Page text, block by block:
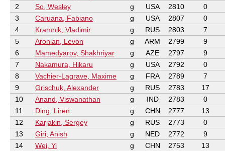
2
So, Wesley g USA 2810
0
3
Caruana, Fabiano g USA 2807
0
4
Kramnik, Vladimir g RUS 2803
7
5
Aronian, Levon g ARM 2799
9
6
Mamedyarov, Shakhriyar g AZE 2797
9
7
Nakamura, Hikaru g USA 2792
0
8
Vachier-Lagrave, Maxime g FRA 2789
7
9
Grischuk, Alexander g RUS 2783
17
10
Anand, Viswanathan g IND 2783
0
11
Ding, Liren g CHN 2777
13
12
Karjakin, Sergey g RUS 2773
0
13
Giri, Anish g NED 2772
9
14
Wei, Yi g CHN 2753
13